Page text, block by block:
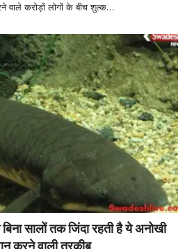
करोड़ों लोगों के बीच शुल्क…
सालों तक जिंदा रहती है ये अनोखी
करने वाली तरकीब